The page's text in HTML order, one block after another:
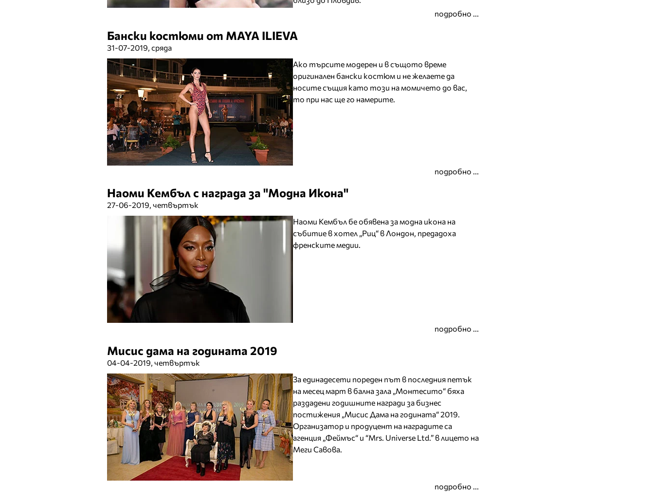
подробно ...
Бански костюми от MAYA ILIEVA
31-07-2019, сряда
Ако търсите модерен и в същото време
оригинален бански костюм и не желаете да
носите същия като този на момичето до вас,
то при нас ще го намерите.
подробно ...
Наоми Кембъл с награда за "Модна Икона"
27-06-2019, четвъртък
Наоми Кембъл бе обявена за модна икона на
събитие в хотел „Риц“ в Лондон, предадоха
френските медии.
подробно ...
Мисис дама на годината 2019
04-04-2019, четвъртък
За единадесети пореден път в последния петък
на месец март в бална зала „Монтесито“ бяха
раздадени годишните награди за бизнес
постижения „Мисис Дама на годината“ 2019.
Организатор и продуцент на наградите са
агенция „Феймъс“ и “Mrs. Universe Ltd.” в лицето на
Меги Савова.
подробно ...